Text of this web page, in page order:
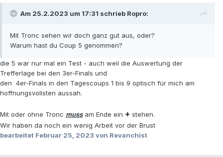
Am 25.2.2023 um 17:31 schrieb Ropro:
Mit Tronc sehen wir doch ganz gut aus, oder?
Warum hast du Coup 5 genommen?
die 5 war nur mal ein Test - auch weil die Auswertung der
Trefferlage bei den 3er-Finals und
den 4er-Finals in den Tagescoups 1 bis 9 optisch für mich am
hoffnungsvollsten aussah.
Mit oder ohne Tronc mussam Ende ein + stehen.
Wir haben da noch ein wenig Arbeit vor der Brust
bearbeitet Februar 25, 2023 von Revanchist